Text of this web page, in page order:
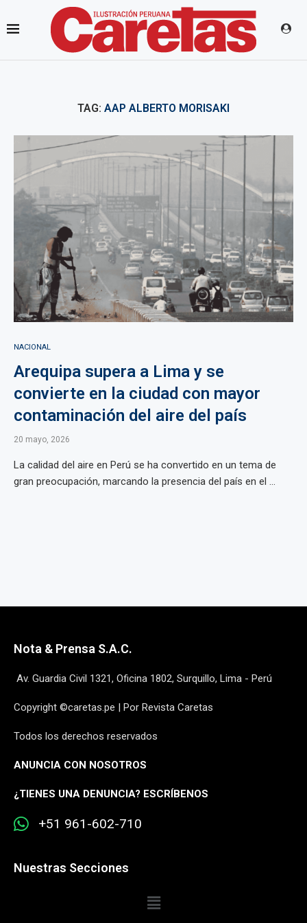
TAG: AAP ALBERTO MORISAKI
NACIONAL
Arequipa supera a Lima y se
convierte en la ciudad con mayor
contaminación del aire del país
20 mayo, 2026
La calidad del aire en Perú se ha convertido en un tema de
gran preocupación, marcando la presencia del país en el ...
Nota & Prensa S.A.C.
Av. Guardia Civil 1321, Oficina 1802, Surquillo, Lima - Perú
Copyright ©caretas.pe | Por Revista Caretas
Todos los derechos reservados
ANUNCIA CON NOSOTROS
¿TIENES UNA DENUNCIA? ESCRÍBENOS
+51 961-602-710
Nuestras Secciones